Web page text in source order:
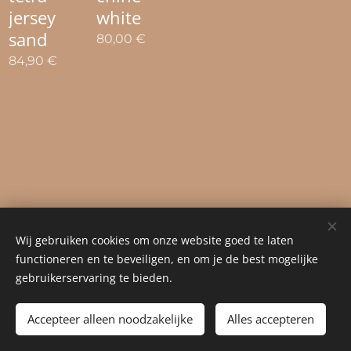
jersey
sand
84,90 €
white
80,00 €
Cookies
Wij gebruiken cookies om onze website goed te laten
functioneren en te beveiligen, en om je de best mogelijke
gebruikerservaring te bieden.
Accepteer alleen noodzakelijke Alles accepteren